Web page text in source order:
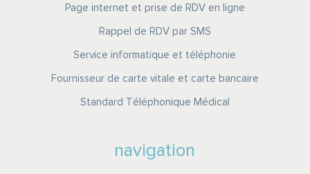
Page internet et prise de RDV en ligne
Rappel de RDV par SMS
Service informatique et téléphonie
Fournisseur de carte vitale et carte bancaire
Standard Téléphonique Médical
navigation